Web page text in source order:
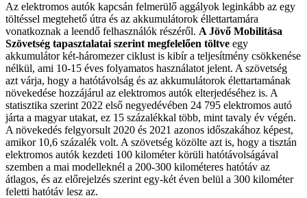
Az elektromos autók kapcsán felmerülő aggályok leginkább az egy
töltéssel megtehető útra és az akkumulátorok éllettartamára
vonatkoznak a leendő felhasználók részéről. A Jövő Mobilitása
Szövetség tapasztalatai szerint megfelelően töltve egy
akkumulátor két-háromezer ciklust is kibír a teljesítmény csökkenése
nélkül, ami 10-15 éves folyamatos használatot jelent. A szövetség
azt várja, hogy a hatótávolság és az akkumulátorok élettartamának
növekedése hozzájárul az elektromos autók elterjedéséhez is. A
statisztika szerint 2022 első negyedévében 24 795 elektromos autó
járta a magyar utakat, ez 15 százalékkal több, mint tavaly év végén.
A növekedés felgyorsult 2020 és 2021 azonos időszakához képest,
amikor 10,6 százalék volt. A szövetség közölte azt is, hogy a tisztán
elektromos autók kezdeti 100 kilométer körüli hatótávolságával
szemben a mai modelleknél a 200-300 kilométeres hatótáv az
átlagos, és az előrejelzés szerint egy-két éven belül a 300 kilométer
feletti hatótáv lesz az.